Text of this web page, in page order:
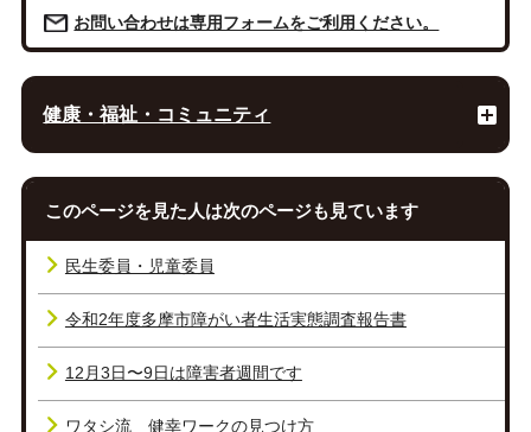
お問い合わせは専用フォームをご利用ください。
健康・福祉・コミュニティ
このページを見た人は次のページも見ています
民生委員・児童委員
令和2年度多摩市障がい者生活実態調査報告書
12月3日〜9日は障害者週間です
ワタシ流 健幸ワークの見つけ方